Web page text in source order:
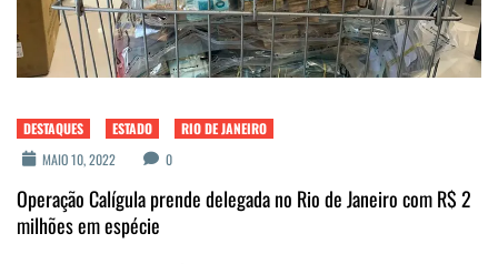
DESTAQUES ESTADO
RIO DE JANEIRO
MAIO 10, 2022
0
Operação Calígula prende delegada no Rio de Janeiro com R$ 2
milhões em espécie